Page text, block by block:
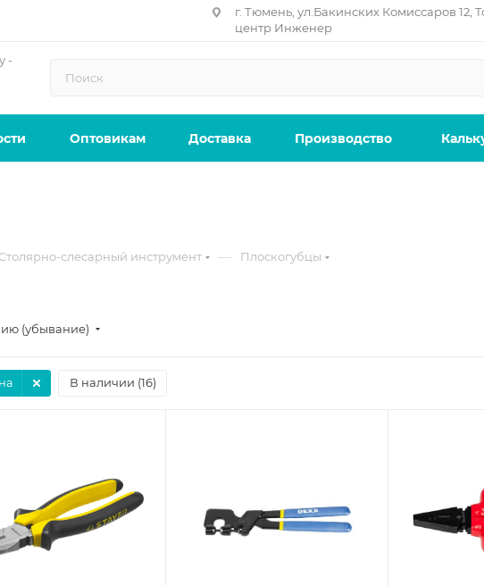
г. Тюмень, ул.Бакинских Комиссаров 12,
центр Инженер
-
Оптовикам Доставка Производство
Столярно-слесарный инструмент — Плоскогубцы
(убывание)
В наличии (16)